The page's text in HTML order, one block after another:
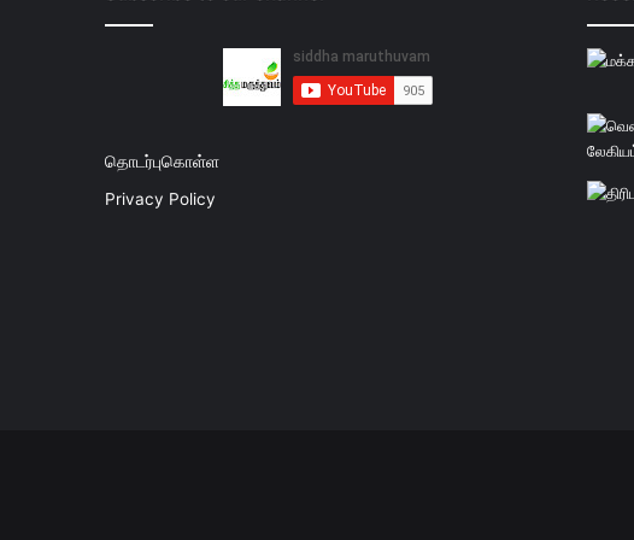
தொடர்புகொள்ள
Privacy Policy